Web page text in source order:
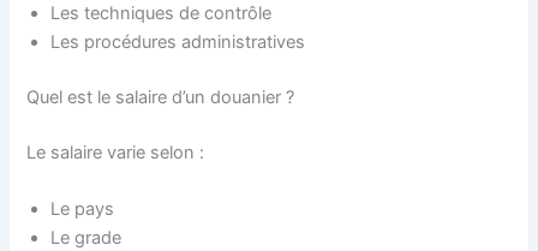
Les techniques de contrôle
Les procédures administratives
Quel est le salaire d’un douanier ?
Le salaire varie selon :
Le pays
Le grade